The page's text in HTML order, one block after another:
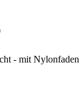
- mit Nylonfaden